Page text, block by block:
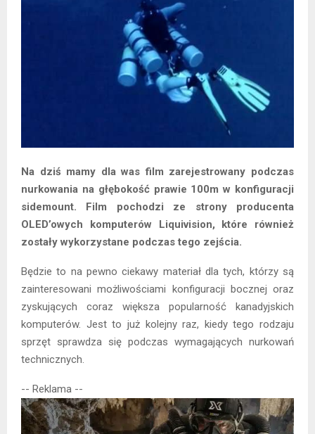
Na dziś mamy dla was film zarejestrowany podczas
nurkowania na głębokość prawie 100m w konfiguracji
sidemount. Film pochodzi ze strony producenta
OLED’owych komputerów Liquivision, które również
zostały wykorzystane podczas tego zejścia.
Będzie to na pewno ciekawy materiał dla tych, którzy są
zainteresowani możliwościami konfiguracji bocznej oraz
zyskujących coraz większa popularność kanadyjskich
komputerów. Jest to już kolejny raz, kiedy tego rodzaju
sprzęt sprawdza się podczas wymagających nurkowań
technicznych.
-- Reklama --